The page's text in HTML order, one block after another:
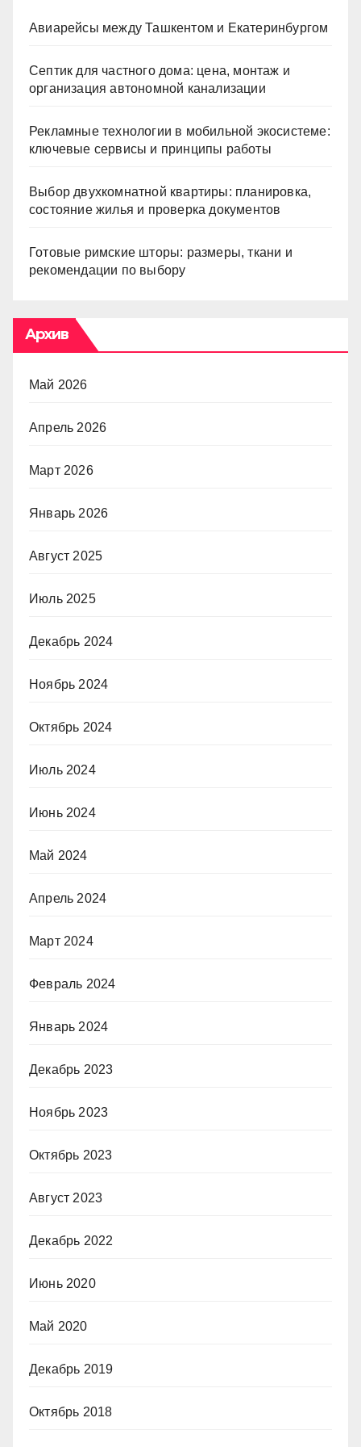
Авиарейсы между Ташкентом и Екатеринбургом
Септик для частного дома: цена, монтаж и
организация автономной канализации
Рекламные технологии в мобильной экосистеме:
ключевые сервисы и принципы работы
Выбор двухкомнатной квартиры: планировка,
состояние жилья и проверка документов
Готовые римские шторы: размеры, ткани и
рекомендации по выбору
Архив
Май 2026
Апрель 2026
Март 2026
Январь 2026
Август 2025
Июль 2025
Декабрь 2024
Ноябрь 2024
Октябрь 2024
Июль 2024
Июнь 2024
Май 2024
Апрель 2024
Март 2024
Февраль 2024
Январь 2024
Декабрь 2023
Ноябрь 2023
Октябрь 2023
Август 2023
Декабрь 2022
Июнь 2020
Май 2020
Декабрь 2019
Октябрь 2018